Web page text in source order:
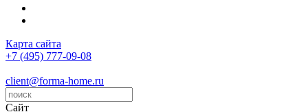
Карта сайта
+7 (495) 777-09-08
client@forma-home.ru
Сайт